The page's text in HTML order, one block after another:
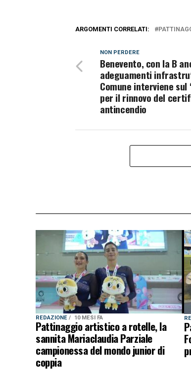
ARGOMENTI CORRELATI:
NON PERDERE
Benevento, con la B
adeguamenti
Comune interviene sul
per il rinnovo del
antincendio
REDAZIONE 10 MESI FA
Pattinaggio artistico a rotelle, la
sannita Mariaclaudia Parziale
campionessa del mondo junior di
coppia